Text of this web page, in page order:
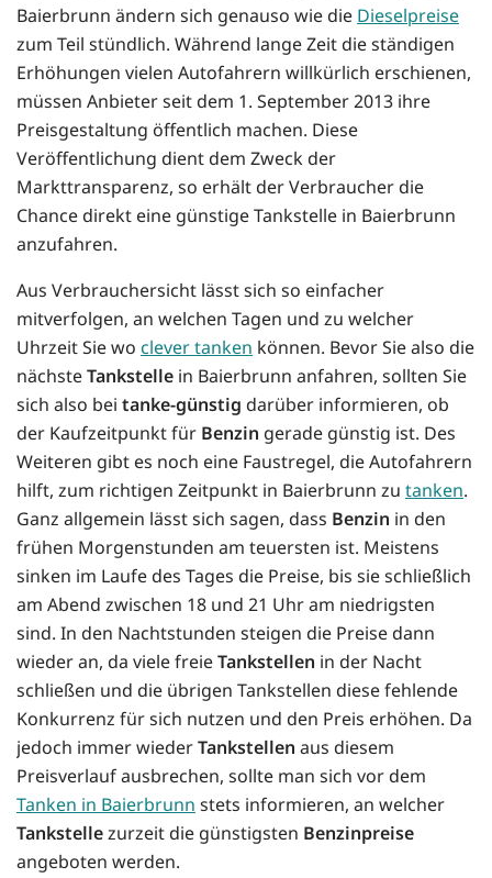
Baierbrunn ändern sich genauso wie die Dieselpreise
zum Teil stündlich. Während lange Zeit die ständigen
Erhöhungen vielen Autofahrern willkürlich erschienen,
müssen Anbieter seit dem 1. September 2013 ihre
Preisgestaltung öffentlich machen. Diese
Veröffentlichung dient dem Zweck der
Markttransparenz, so erhält der Verbraucher die
Chance direkt eine günstige Tankstelle in Baierbrunn
anzufahren.
Aus Verbrauchersicht lässt sich so einfacher
mitverfolgen, an welchen Tagen und zu welcher
Uhrzeit Sie wo clever tanken können. Bevor Sie also die
nächsteTankstelle in Baierbrunn anfahren, sollten Sie
sich also bei tanke-günstig darüber informieren, ob
der Kaufzeitpunkt für Benzin gerade günstig ist. Des
Weiteren gibt es noch eine Faustregel, die Autofahrern
hilft, zum richtigen Zeitpunkt in Baierbrunn zu tanken.
Ganz allgemein lässt sich sagen, dass Benzin in den
frühen Morgenstunden am teuersten ist. Meistens
sinken im Laufe des Tages die Preise, bis sie schließlich
am Abend zwischen 18 und 21 Uhr am niedrigsten
sind. In den Nachtstunden steigen die Preise dann
wieder an, da viele freieTankstellen in der Nacht
schließen und die übrigen Tankstellen diese fehlende
Konkurrenz für sich nutzen und den Preis erhöhen. Da
jedoch immer wiederTankstellen aus diesem
Preisverlauf ausbrechen, sollte man sich vor dem
Tanken in Baierbrunn stets informieren, an welcher
Tankstellezurzeit die günstigsten Benzinpreise
angeboten werden.